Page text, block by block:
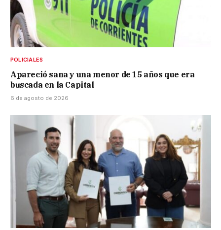
POLICIALES
Apareció sana y una menor de 15 años que era
buscada en la Capital
6 de agosto de 2026